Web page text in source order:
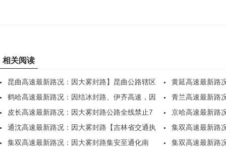
相关阅读
昆曲高速最新路况：因大雾封路】昆曲公路辖区
全..
黄延高速最新路
坊、..
鹤哈高速最新路况：因结冰封路、伊齐高速，因
部..
青兰高速最新路
各..
皮长高速最新路况：因大雾封路公路全线禁止7
座..
京哈高速最新路
散，..
通沈高速最新路况：因大雾封路【吉林省交通执
法..
集双高速最新路
站，..
集双高速最新路况：因大雾封路集安至通化南
集双高速最新路